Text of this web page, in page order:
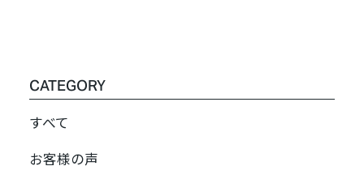
CATEGORY
すべて
お客様の声